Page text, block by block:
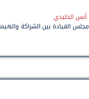
أنس الخليدي
مجلس القيادة بين الشراكة